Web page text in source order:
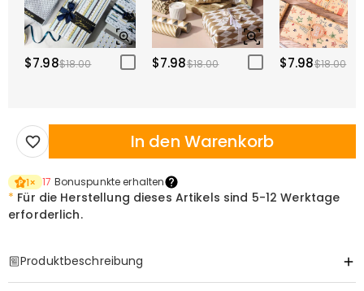
$7.98$18.00 $7.98$18.00 $7.98$18.00
In den Warenkorb
1× 17 Bonuspunkte erhalten
* Für die Herstellung dieses Artikels sind 5-12 Werktage
erforderlich.
Produktbeschreibung